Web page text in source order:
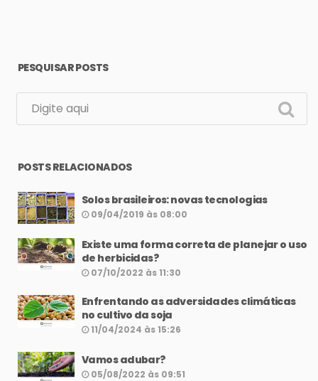
PESQUISAR POSTS
POSTS RELACIONADOS
Solos brasileiros: novas tecnologias
09/04/2019 às 08:00
Existe uma forma correta de planejar o uso
de herbicidas?
07/10/2022 às 11:30
Enfrentando as adversidades climáticas
no cultivo da soja
11/04/2024 às 15:26
Vamos adubar?
05/08/2022 às 09:51